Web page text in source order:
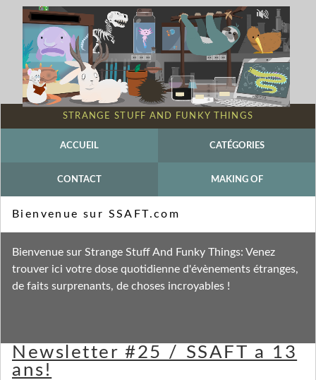
STRANGE STUFF AND FUNKY THINGS
ACCUEIL CATÉGORIES
CONTACT MAKING OF
Fil des commentaires
Newsletter #25 / SSAFT a 13
ans!
Bienvenue sur SSAFT.com
Bienvenue sur Strange Stuff And Funky Things: Venez
trouver ici votre dose quotidienne d'évènements étranges,
de faits surprenants, de choses incroyables !